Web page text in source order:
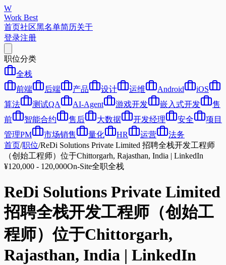
W
Work Best
首页社区黑名单简历关于
登录注册
职位分类
全栈
前端
后端 产品 设计 运维 Android
iOS
算法
测试QA AI-Agent 游戏开发 嵌入式开发
售
前
智能合约 售后 大数据 开发经理 安全
项目
管理PM
市场销售 量化 HR 运营
法务
首页/职位/ReDi Solutions Private Limited 招聘全栈开发工程师
（创始工程师）位于Chittorgarh, Rajasthan, India | LinkedIn
¥120,000 - 120,000On-Site全职全栈
ReDi Solutions Private Limited
招聘全栈开发工程师（创始工
程师）位于Chittorgarh,
Rajasthan, India | LinkedIn